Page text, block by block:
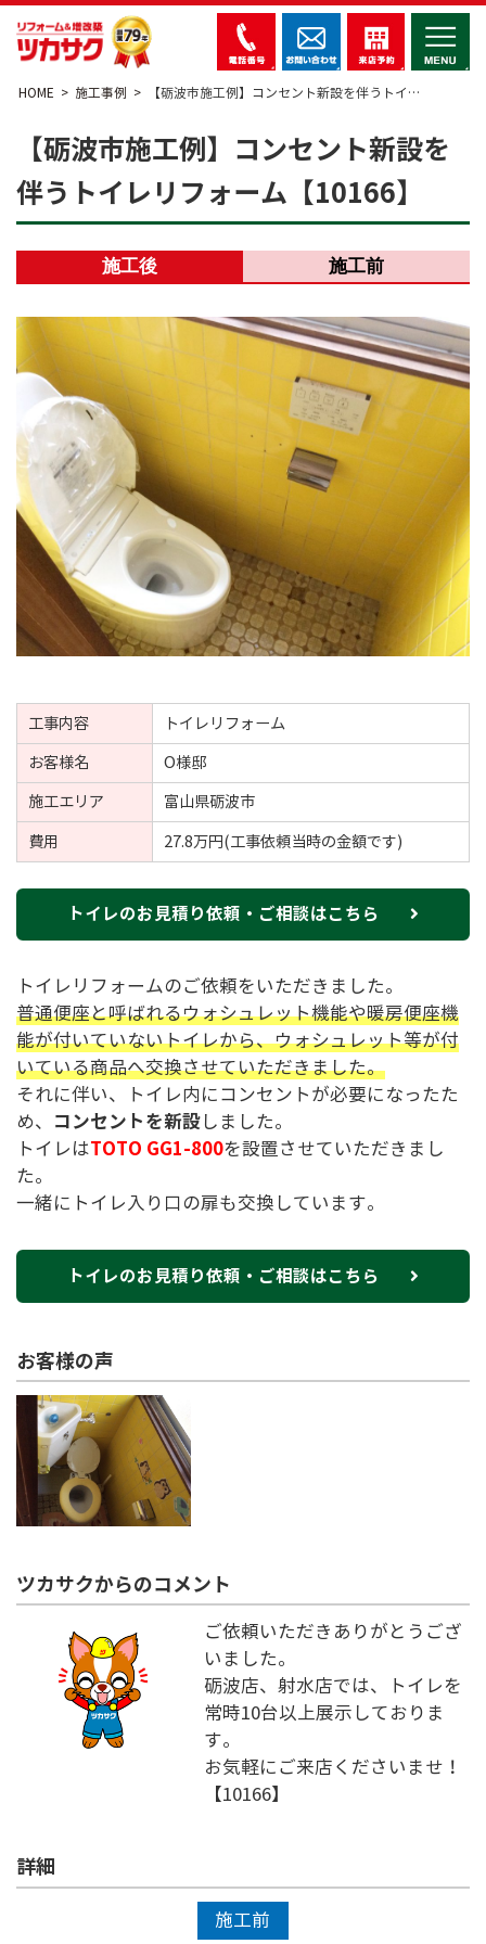
HOME 施工事例 【砺波市施工例】コンセント新設を伴うトイ…
【砺波市施工例】コンセント新設を
伴うトイレリフォーム【10166】
施工後 施工前
工事内容 トイレリフォーム
お客様名 O様邸
施工エリア 富山県砺波市
費用 27.8万円(工事依頼当時の金額です)
トイレのお見積り依頼・ご相談はこちら
トイレリフォームのご依頼をいただきました。
普通便座と呼ばれるウォシュレット機能や暖房便座機
能が付いていないトイレから、ウォシュレット等が付
いている商品へ交換させていただきました。
それに伴い、トイレ内にコンセントが必要になったた
め、 コンセントを新設しました。
トイレはTOTO GG1-800を設置させていただきまし
た。
一緒にトイレ入り口の扉も交換しています。
トイレのお見積り依頼・ご相談はこちら
お客様の声
ツカサクからのコメント
ご依頼いただきありがとうござ
いました。
砺波店、射水店では、トイレを
常時10台以上展示しておりま
す。
お気軽にご来店くださいませ！
【10166】
詳細
施工前